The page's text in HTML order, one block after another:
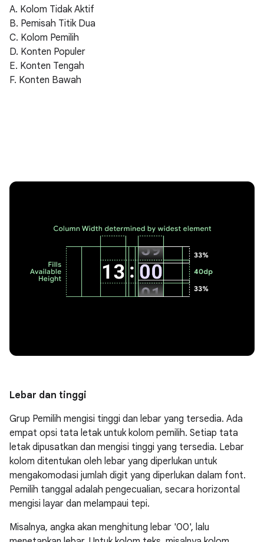
A. Kolom Tidak Aktif
B. Pemisah Titik Dua
C. Kolom Pemilih
D. Konten Populer
E. Konten Tengah
F. Konten Bawah
Lebar dan tinggi
Grup Pemilih mengisi tinggi dan lebar yang tersedia. Ada
empat opsi tata letak untuk kolom pemilih. Setiap tata
letak dipusatkan dan mengisi tinggi yang tersedia. Lebar
kolom ditentukan oleh lebar yang diperlukan untuk
mengakomodasi jumlah digit yang diperlukan dalam font.
Pemilih tanggal adalah pengecualian, secara horizontal
mengisi layar dan melampaui tepi.
Misalnya, angka akan menghitung lebar '00', lalu